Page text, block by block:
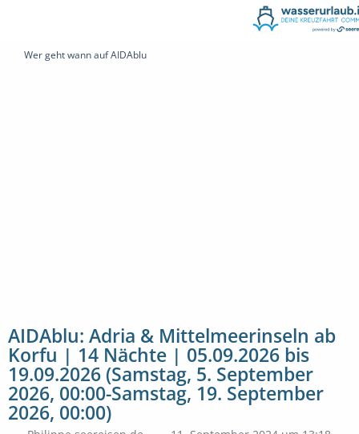
Wer geht wann auf AIDAblu
AIDAblu: Adria & Mittelmeerinseln ab
Korfu | 14 Nächte | 05.09.2026 bis
19.09.2026 (Samstag, 5. September
2026, 00:00-Samstag, 19. September
2026, 00:00)